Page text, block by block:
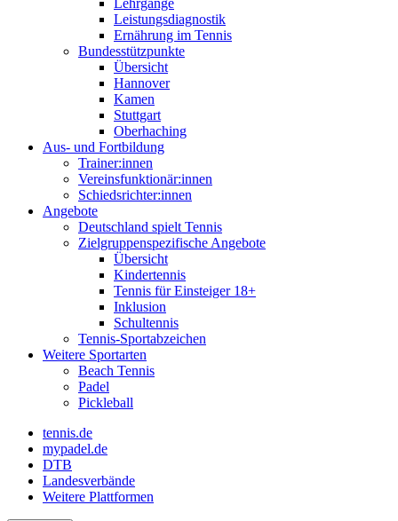
Lehrgänge
Leistungsdiagnostik
Ernährung im Tennis
Bundesstützpunkte
Übersicht
Hannover
Kamen
Stuttgart
Oberhaching
Aus- und Fortbildung
Trainer:innen
Vereinsfunktionär:innen
Schiedsrichter:innen
Angebote
Deutschland spielt Tennis
Zielgruppenspezifische Angebote
Übersicht
Kindertennis
Tennis für Einsteiger 18+
Inklusion
Schultennis
Tennis-Sportabzeichen
Weitere Sportarten
Beach Tennis
Padel
Pickleball
tennis.de
mypadel.de
DTB
Landesverbände
Weitere Plattformen